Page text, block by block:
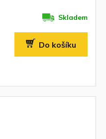
Skladem
Do košíku